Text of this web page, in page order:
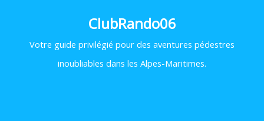
ClubRando06
Votre guide privilégié pour des aventures pédestres
inoubliables dans les Alpes-Maritimes.